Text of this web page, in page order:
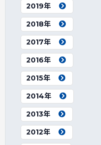
2019年
2018年
2017年
2016年
2015年
2014年
2013年
2012年